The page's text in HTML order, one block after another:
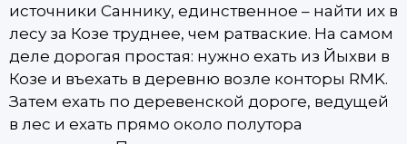
источники Саннику, единственное – найти их в
лесу за Козе труднее, чем ратваские. На самом
деле дорогая простая: нужно ехать из Йыхви в
Козе и въехать в деревню возле конторы RMK.
Затем ехать по деревенской дороге, ведущей
в лес и ехать прямо около полутора